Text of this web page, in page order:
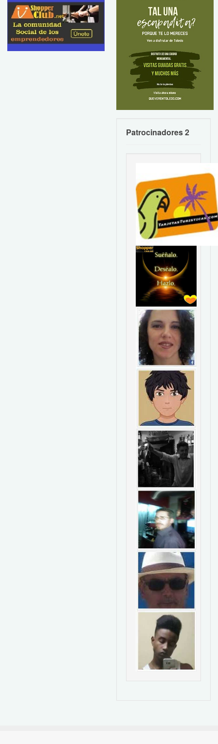
Patrocinadores 2